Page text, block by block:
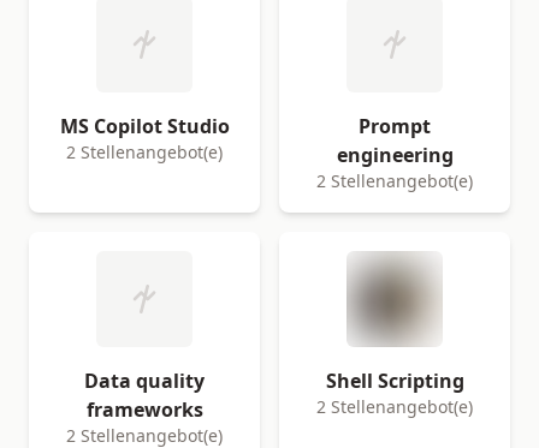
MS Copilot Studio
2 Stellenangebot(e)
Prompt
engineering
2 Stellenangebot(e)
Data quality
frameworks
2 Stellenangebot(e)
Shell Scripting
2 Stellenangebot(e)